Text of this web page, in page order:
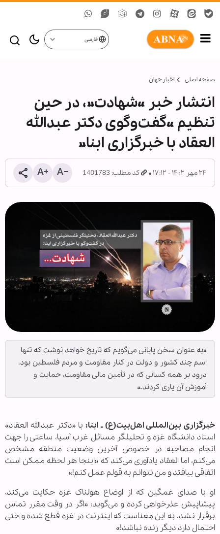
فارسی
صفحه اصلی اخبار جهان
انتشار خبر «شهادت»، در حین
تنظیم «گفت‌وگوی دکتر عبدالله
العقاد با خبرگزاری ابنا»
۲۴ مهر ۱۴۰۲ - ۱۷:۱۲ کد مطلب: 1401783
«به عنوان سخن پایانی می‌گویم که تاریخ خواهد نوشت که تنها
اسم چند کشور و دولت در کنار مقاومت و مردم فلسطین بود.
درود بر همه کسانی که در تأمین مالی مقاومت، حمایت و
آموزش آن یاری کردند.»
خبرگزاری بین‌المللی اهل‌بیت(ع) ـ ابنا: با «دکتر عبدالله العقاد»
استاد دانشگاه غزه و تحلیلگر مسائل غرب آسیا، ساعتی را جهت
انجام مصاحبه در خصوص آخرین وضعیت منطقه مشخص
می‌کنم، اما العقاد یادآوری می‌کند که «اینجا هر لحظه ممکن است
اتفاقی بیافتد و من نتوانم به قولم عمل کنم!»
او با صدای غمگین که از اوضاع هولناک غزه حکایت می‌کند،
پیشاپیش عذرخواهی کرده و می‌گوید: «اگر در وقت مقرر تماس
برقرار نشد، به این معناست که اینترنت در غزه قطع شده و حتی
احتمال دارد دیگر زنده نباشد!»